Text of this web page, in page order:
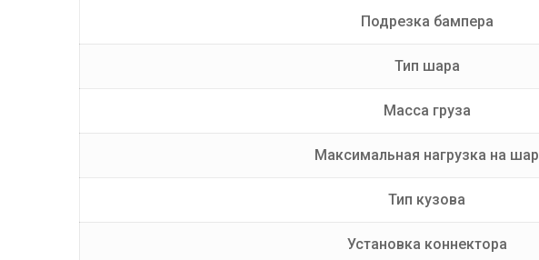
Подрезка бампера
Тип шара
Масса груза
Максимальная нагрузка на шар
Тип кузова
Установка коннектора